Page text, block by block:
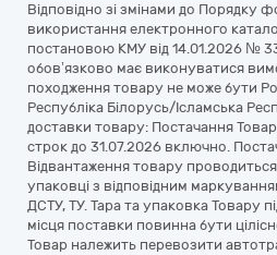
Відповідно зі змінами до Порядку
використання електронного
постановою КМУ від 14.01.2026 №
обов’язково має виконуватися
походження товару не може бути
Республіка Білорусь/Ісламська
доставки товару: Постачання
строк до 31.07.2026 включно.
Відвантаження товару
упаковці з відповідним
ДСТУ, ТУ. Тара та упаковка Товару
місця поставки повинна бути
Товар належить перевозити